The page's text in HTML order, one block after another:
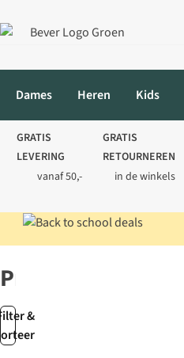
Dames Heren Kids
GRATIS
LEVERING
vanaf 50,-
GRATIS
RETOURNEREN
in de winkels
&
Pressol